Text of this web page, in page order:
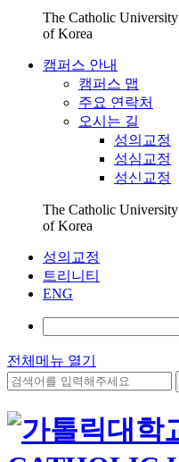
The Catholic University
of Korea
캠퍼스 안내
캠퍼스 맵
주요 연락처
오시는 길
성의교정
성심교정
성신교정
The Catholic University
of Korea
성의교정
트리니티
ENG
전체메뉴 열기